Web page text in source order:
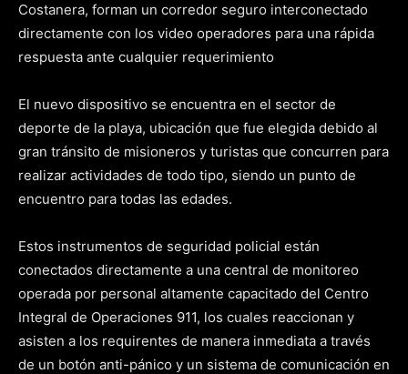
Costanera, forman un corredor seguro interconectado
directamente con los video operadores para una rápida
respuesta ante cualquier requerimiento
El nuevo dispositivo se encuentra en el sector de
deporte de la playa, ubicación que fue elegida debido al
gran tránsito de misioneros y turistas que concurren para
realizar actividades de todo tipo, siendo un punto de
encuentro para todas las edades.
Estos instrumentos de seguridad policial están
conectados directamente a una central de monitoreo
operada por personal altamente capacitado del Centro
Integral de Operaciones 911, los cuales reaccionan y
asisten a los requirentes de manera inmediata a través
de un botón anti-pánico y un sistema de comunicación en